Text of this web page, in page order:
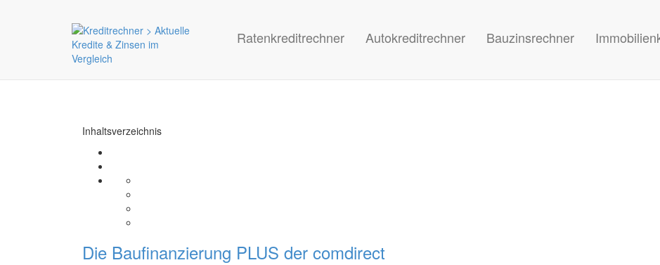
Ratenkreditrechner Autokreditrechner Bauzinsrechner
Inhaltsverzeichnis
Die Baufinanzierung PLUS der comdirect